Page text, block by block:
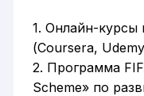
1. Онлайн-курсы
(Coursera,
2. Программа
Scheme» по